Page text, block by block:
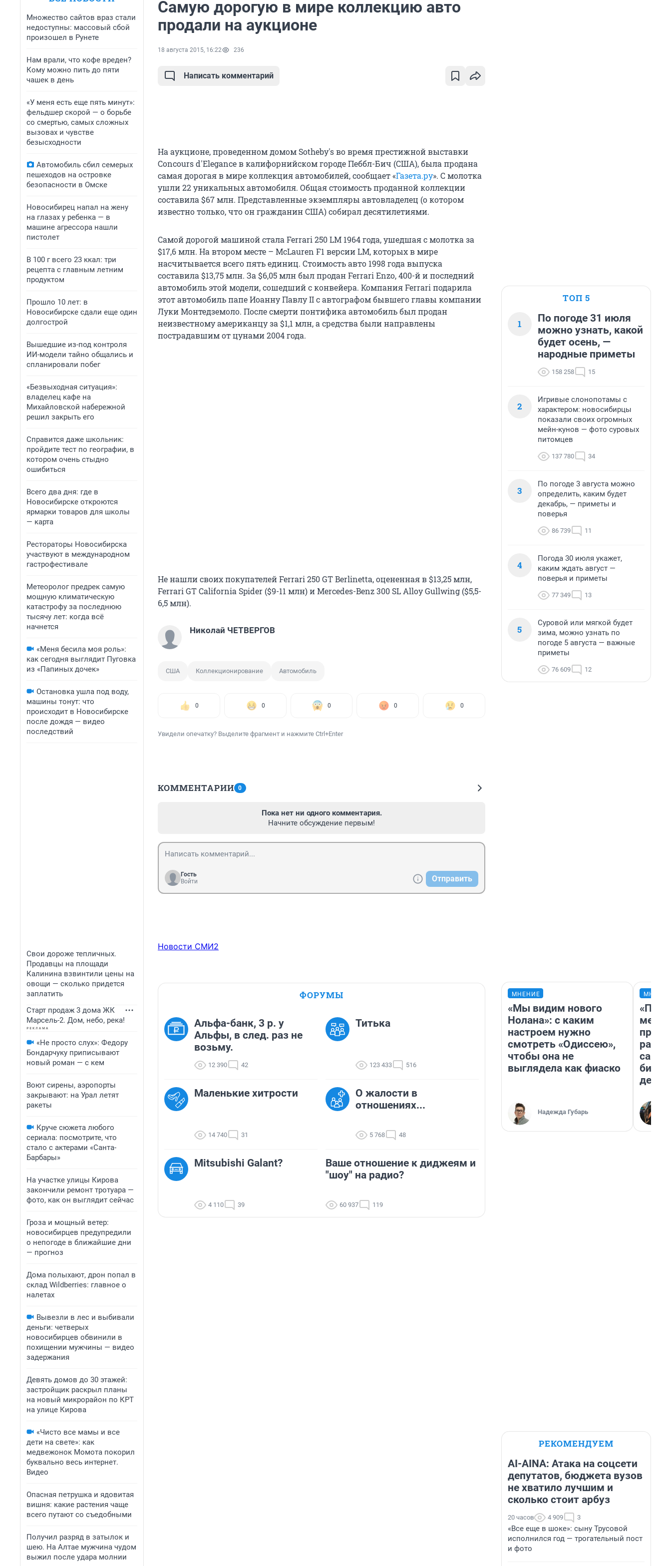
Множество сайтов враз стали
недоступны: массовый сбой
произошел в Рунете
Нам врали, что кофе вреден?
Кому можно пить до пяти
чашек в день
«У меня есть еще пять минут»:
фельдшер скорой — о борьбе
со смертью, самых сложных
вызовах и чувстве
безысходности
Автомобиль сбил семерых
пешеходов на островке
безопасности в Омске
Новосибирец напал на жену
на глазах у ребенка — в
машине агрессора нашли
пистолет
В 100 г всего 23 ккал: три
рецепта с главным летним
продуктом
Прошло 10 лет: в
Новосибирске сдали еще один
долгострой
Вышедшие из-под контроля
ИИ-модели тайно общались и
спланировали побег
«Безвыходная ситуация»:
владелец кафе на
Михайловской набережной
решил закрыть его
Справится даже школьник:
пройдите тест по географии, в
котором очень стыдно
ошибиться
Всего два дня: где в
Новосибирске откроются
ярмарки товаров для школы
— карта
Рестораторы Новосибирска
участвуют в международном
гастрофестивале
Метеоролог предрек самую
мощную климатическую
катастрофу за последнюю
тысячу лет: когда всё
начнется
«Меня бесила моя роль»:
как сегодня выглядит Пуговка
из «Папиных дочек»
Остановка ушла под воду,
машины тонут: что
происходит в Новосибирске
после дождя — видео
последствий
Свои дороже тепличных.
Продавцы на площади
Калинина взвинтили цены на
овощи — сколько придется
заплатить
Старт продаж 3 дома ЖК
Марсель-2. Дом, небо, река!
«Не просто слух»: Федору
Бондарчуку приписывают
новый роман — с кем
Воют сирены, аэропорты
закрывают: на Урал летят
ракеты
Круче сюжета любого
сериала: посмотрите, что
стало с актерами «Санта-
Барбары»
На участке улицы Кирова
закончили ремонт тротуара —
фото, как он выглядит сейчас
Гроза и мощный ветер:
новосибирцев предупредили
о непогоде в ближайшие дни
— прогноз
Дома полыхают, дрон попал в
склад Wildberries: главное о
налетах
Вывезли в лес и выбивали
деньги: четверых
новосибирцев обвинили в
похищении мужчины — видео
задержания
Девять домов до 30 этажей:
застройщик раскрыл планы
на новый микрорайон по КРТ
на улице Кирова
«Чисто все мамы и все
дети на свете»: как
медвежонок Момота покорил
буквально весь интернет.
Видео
Опасная петрушка и ядовитая
вишня: какие растения чаще
всего путают со съедобными
Получил разряд в затылок и
шею. На Алтае мужчина чудом
выжил после удара молнии
Самую дорогую в мире коллекцию авто
продали на аукционе
18 августа 2015, 16:22 236
Написать комментарий
На аукционе, проведенном домом Sotheby's во время престижной выставки
Concours d'Elegance в калифорнийском городе Пеббл-Бич (США), была продана
самая дорогая в мире коллекция автомобилей, сообщает «Газета.ру». С молотка
ушли 22 уникальных автомобиля. Общая стоимость проданной коллекции
составила $67 млн. Представленные экземпляры автовладелец (о котором
известно только, что он гражданин США) собирал десятилетиями.
Самой дорогой машиной стала Ferrari 250 LM 1964 года, ушедшая с молотка за
$17,6 млн. На втором месте – McLauren F1 версии LM, которых в мире
насчитывается всего пять единиц. Стоимость авто 1998 года выпуска
составила $13,75 млн. За $6,05 млн был продан Ferrari Enzo, 400-й и последний
автомобиль этой модели, сошедший с конвейера. Компания Ferrari подарила
этот автомобиль папе Иоанну Павлу II с автографом бывшего главы компании
Луки Монтедземоло. После смерти понтифика автомобиль был продан
неизвестному американцу за $1,1 млн, а средства были направлены
пострадавшим от цунами 2004 года.
Не нашли своих покупателей Ferrari 250 GT Berlinetta, оцененная в $13,25 млн,
Ferrari GT California Spider ($9-11 млн) и Mercedes-Benz 300 SL Alloy Gullwing ($5,5-
6,5 млн).
Николай ЧЕТВЕРГОВ
США Коллекционирование Автомобиль
0 0 0 0 0
Увидели опечатку? Выделите фрагмент и нажмите Ctrl+Enter
КОММЕНТАРИИ 0
Пока нет ни одного комментария.
Начните обсуждение первым!
Гость
Войти
Отправить
Новости СМИ2
ФОРУМЫ
Альфа-банк, 3 р. у
Альфы, в след. раз не
возьму.
12 390 42
Титька
123 433 516
Маленькие хитрости
14 740 31
О жалости в
отношениях...
5 768 48
Mitsubishi Galant?
4 110 39
Ваше отношение к диджеям и
"шоу" на радио?
60 937 119
ТОП 5
1
По погоде 31 июля
можно узнать, какой
будет осень, —
народные приметы
158 258 15
2
Игривые слонопотамы с
характером: новосибирцы
показали своих огромных
мейн-кунов — фото суровых
питомцев
137 780 34
3
По погоде 3 августа можно
определить, каким будет
декабрь, — приметы и
поверья
86 739 11
4
Погода 30 июля укажет,
каким ждать август —
поверья и приметы
77 349 13
5
Суровой или мягкой будет
зима, можно узнать по
погоде 5 августа — важные
приметы
76 609 12
МНЕНИЕ
«Мы видим нового
Нолана»: с каким
настроем нужно
смотреть «Одиссею»,
чтобы она не
выглядела как фиаско
Надежда Губарь
РЕКОМЕНДУЕМ
AI-AINA: Атака на соцсети
депутатов, бюджета вузов
не хватило лучшим и
сколько стоит арбуз
20 часов 4 909 3
«Все еще в шоке»: сыну Трусовой
исполнился год — трогательный пост
и фото